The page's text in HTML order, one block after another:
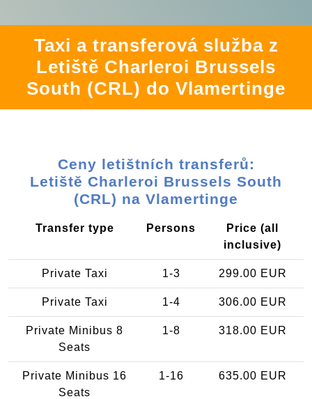
Taxi a transferová služba z
Letiště Charleroi Brussels
South (CRL) do Vlamertinge
Ceny letištních transferů:
Letiště Charleroi Brussels South
(CRL) na Vlamertinge
Transfer type Persons
Price (all
inclusive)
Private Taxi 1-3 299.00 EUR
Private Taxi 1-4 306.00 EUR
Private Minibus 8
Seats
1-8 318.00 EUR
Private Minibus 16
Seats
1-16 635.00 EUR